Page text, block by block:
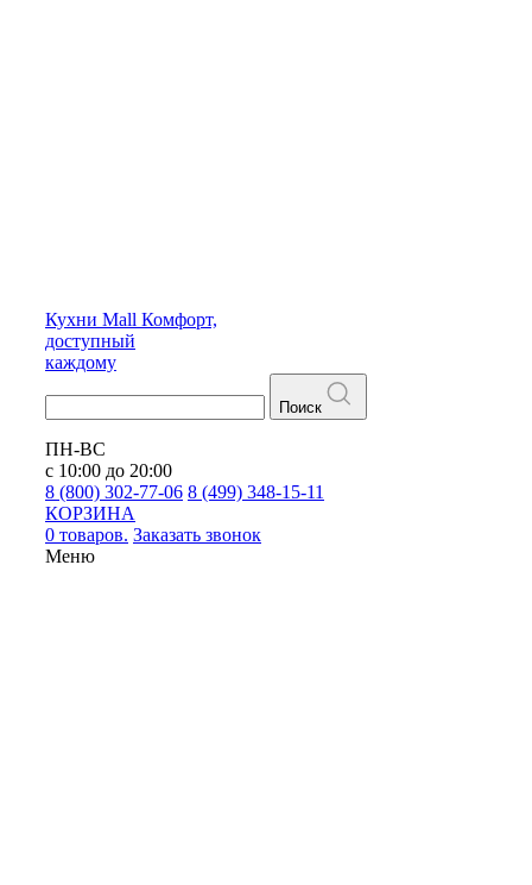
Кухни Mall Комфорт,
доступный
каждому
Поиск
ПН-ВС
с 10:00 до 20:00
8 (800) 302-77-06 8 (499) 348-15-11
КОРЗИНА
0 товаров. Заказать звонок
Меню